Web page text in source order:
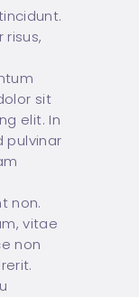
sit
elit. In
pulvinar
non.
vitae
non